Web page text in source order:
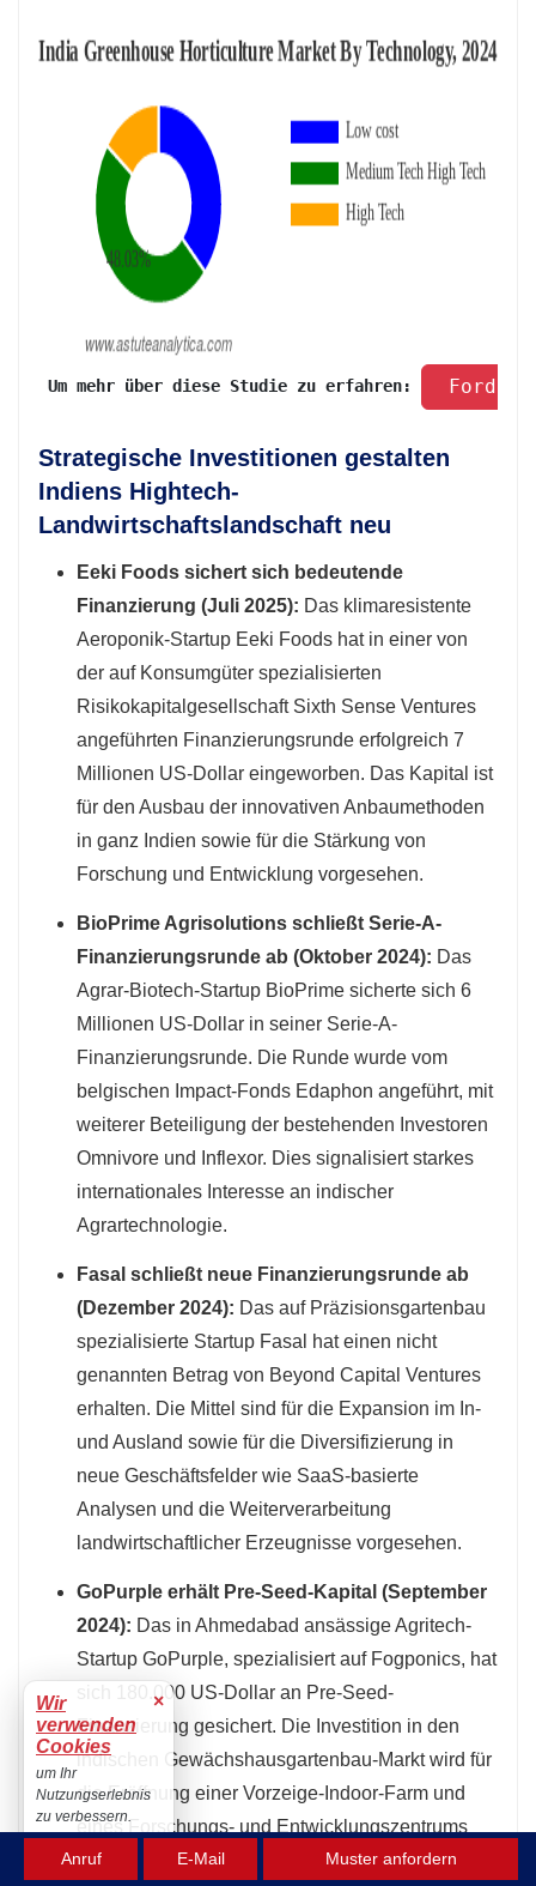
Um mehr über diese Studie zu erfahren:
Strategische Investitionen gestalten
Indiens Hightech-
Landwirtschaftslandschaft neu
Eeki Foods sichert sich bedeutende
Finanzierung (Juli 2025): Das klimaresistente
Aeroponik-Startup Eeki Foods hat in einer von
der auf Konsumgüter spezialisierten
Risikokapitalgesellschaft Sixth Sense Ventures
angeführten Finanzierungsrunde erfolgreich 7
Millionen US-Dollar eingeworben. Das Kapital ist
für den Ausbau der innovativen Anbaumethoden
in ganz Indien sowie für die Stärkung von
Forschung und Entwicklung vorgesehen.
BioPrime Agrisolutions schließt Serie-A-
Finanzierungsrunde ab (Oktober 2024): Das
Agrar-Biotech-Startup BioPrime sicherte sich 6
Millionen US-Dollar in seiner Serie-A-
Finanzierungsrunde. Die Runde wurde vom
belgischen Impact-Fonds Edaphon angeführt, mit
weiterer Beteiligung der bestehenden Investoren
Omnivore und Inflexor. Dies signalisiert starkes
internationales Interesse an indischer
Agrartechnologie.
Fasal schließt neue Finanzierungsrunde ab
(Dezember 2024): Das auf Präzisionsgartenbau
spezialisierte Startup Fasal hat einen nicht
genannten Betrag von Beyond Capital Ventures
erhalten. Die Mittel sind für die Expansion im In-
und Ausland sowie für die Diversifizierung in
neue Geschäftsfelder wie SaaS-basierte
Analysen und die Weiterverarbeitung
landwirtschaftlicher Erzeugnisse vorgesehen.
GoPurple erhält Pre-Seed-Kapital (September
2024): Das in Ahmedabad ansässige Agritech-
Startup GoPurple, spezialisiert auf Fogponics, hat
sich 180.000 US-Dollar an Pre-Seed-
Finanzierung gesichert. Die Investition in den
indischen Gewächshausgartenbau-Markt wird für
die Eröffnung einer Vorzeige-Indoor-Farm und
eines Forschungs- und Entwicklungszentrums
zur Weiterentwicklung der erdlosen
Anruf E-Mail Muster anfordern
Wir
verwenden
Cookies
×
um Ihr
Nutzungserlebnis
zu verbessern.